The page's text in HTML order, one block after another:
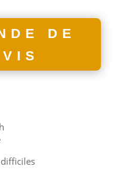
DE
difficiles